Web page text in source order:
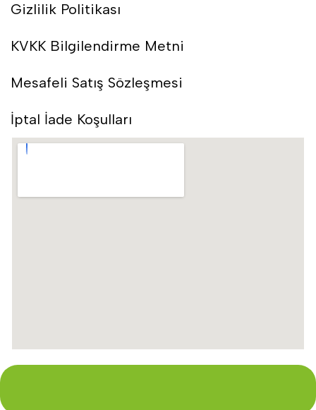
Gizlilik Politikası
KVKK Bilgilendirme Metni
Mesafeli Satış Sözleşmesi
İptal İade Koşulları